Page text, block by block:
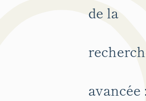
de la
avancée :